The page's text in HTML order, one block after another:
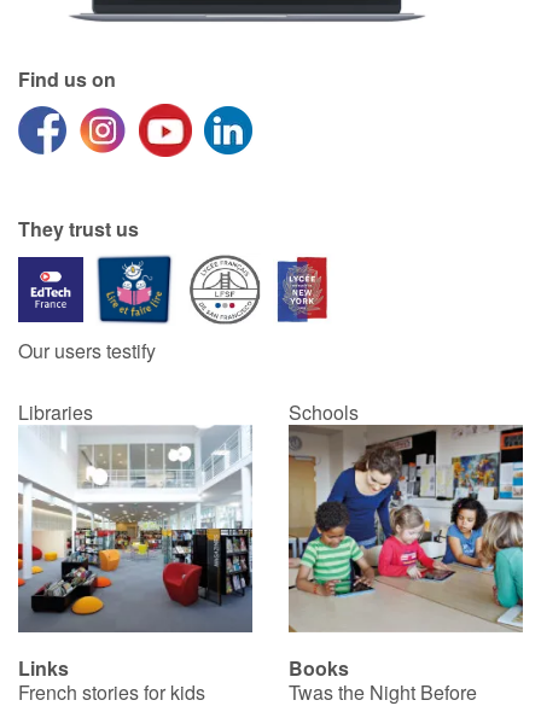
Emotions and feelings
Formats and illustrations
Catalogue anglais
Contraste +
Help
Home
Family
Schools
Libraries
Videos & Tutorials
Find us on
They trust us
Our users testify
Libraries Schools
Links
French stories for kids
Books
Twas the Night Before